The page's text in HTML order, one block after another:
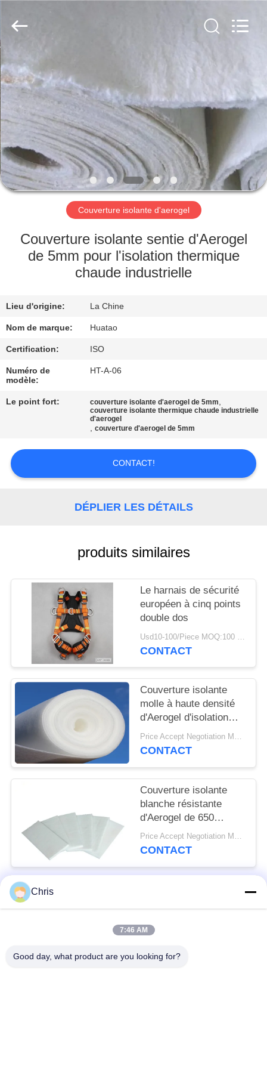
MAISON
PRODUITS
AU
SUJET
DE
NOUS
VISITE
D'USINE
DE
QUALITÉ
CONTACTEZ-
NOUS
NOUVELLES
DEMANDEZ
UNE
CITATION
SITE
PRIVACY
POLICY
Reserved.
Couverture isolante d'aerogel
Couverture isolante sentie d'Aerogel
de 5mm pour l'isolation thermique
chaude industrielle
Lieu d'origine: La Chine
Nom de marque: Huatao
Certification: ISO
Numéro de
modèle:
HT-A-06
Le point fort: couverture isolante d'aerogel de 5mm,
couverture isolante thermique chaude industrielle
d'aerogel
,couverture d'aerogel de 5mm
CONTACT!
DÉPLIER LES DÉTAILS
produits similaires
Le harnais de sécurité
européen à cinq points
double dos
Usd10-100/Piece MOQ:100 pièces
CONTACT
Couverture isolante
molle à haute densité
d'Aerogel d'isolation
thermique
Price Accept Negotiation MOQ:un petit pain
CONTACT
Couverture isolante
blanche résistante
d'Aerogel de 650
degrés sentie pour
l'isolation ignifuge
Price Accept Negotiation MOQ:un petit pain
CONTACT
Catégories populaires
Chris
7:46 AM
Good day, what product are you looking for?